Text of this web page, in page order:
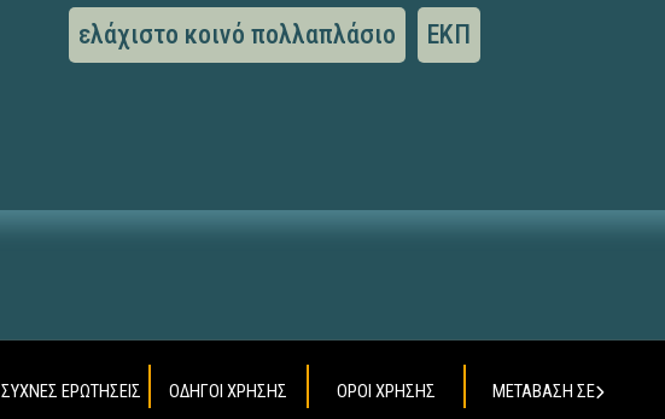
ελάχιστο κοινό πολλαπλάσιο ΕΚΠ
ΣΥΧΝΕΣ ΕΡΩΤΗΣΕΙΣ ΟΔΗΓΟΙ ΧΡΗΣΗΣ ΟΡΟΙ ΧΡΗΣΗΣ ΜΕΤΑΒΑΣΗ ΣΕ